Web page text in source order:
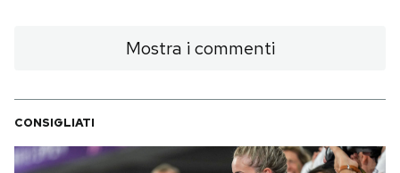
Mostra i commenti
CONSIGLIATI